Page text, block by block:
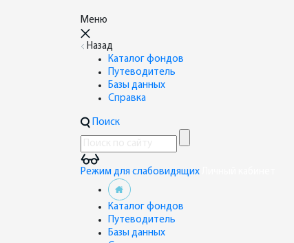
Меню
Назад
Каталог фондов
Путеводитель
Базы данных
Справка
Поиск
Режим для слабовидящих
Каталог фондов
Путеводитель
Базы данных